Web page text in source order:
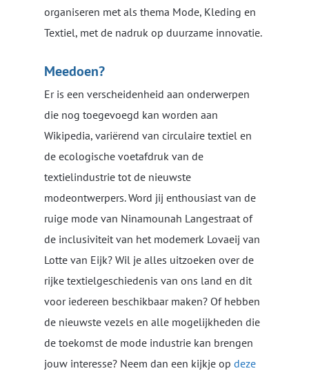
organiseren met als thema Mode, Kleding en
Textiel, met de nadruk op duurzame innovatie.
Meedoen?
Er is een verscheidenheid aan onderwerpen
die nog toegevoegd kan worden aan
Wikipedia, variërend van circulaire textiel en
de ecologische voetafdruk van de
textielindustrie tot de nieuwste
modeontwerpers. Word jij enthousiast van de
ruige mode van Ninamounah Langestraat of
de inclusiviteit van het modemerk Lovaeij van
Lotte van Eijk? Wil je alles uitzoeken over de
rijke textielgeschiedenis van ons land en dit
voor iedereen beschikbaar maken? Of hebben
de nieuwste vezels en alle mogelijkheden die
de toekomst de mode industrie kan brengen
jouw interesse? Neem dan een kijkje op deze